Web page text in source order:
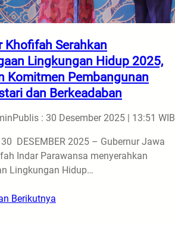
Khofifah Serahkan
Lingkungan Hidup 2025,
Komitmen Pembangunan
dan Berkeadaban
Publis : 30 Desember 2025 | 13:51 WIB
30 DESEMBER 2025 – Gubernur Jawa
Indar Parawansa menyerahkan
Lingkungan Hidup…
Berikutnya